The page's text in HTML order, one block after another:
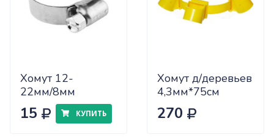
Хомут 12-
22мм/8мм
NA1771-1под
отвертку (ЦЕНА
15 КУПИТЬ
Хомут д/деревьев
4,3мм*75см
HD1102-2
270